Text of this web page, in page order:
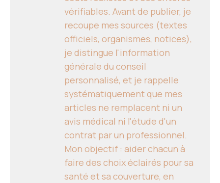
vérifiables. Avant de publier, je
recoupe mes sources (textes
officiels, organismes, notices),
je distingue l'information
générale du conseil
personnalisé, et je rappelle
systématiquement que mes
articles ne remplacent ni un
avis médical ni l'étude d'un
contrat par un professionnel.
Mon objectif : aider chacun à
faire des choix éclairés pour sa
santé et sa couverture, en